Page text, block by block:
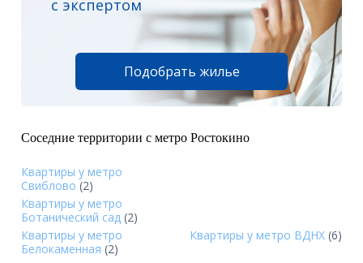
с экспертом
Подобрать жилье
Соседние территории с метро Ростокино
Квартиры у метро
Свиблово (2)
Квартиры у метро
Ботанический сад (2)
Квартиры у метро
Белокаменная (2)
Квартиры у метро ВДНХ (6)